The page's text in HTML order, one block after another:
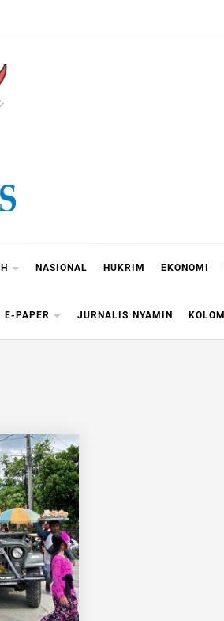
NASIONAL HUKRIM EKONOMI
E-PAPER JURNALIS NYAMIN KOLOM